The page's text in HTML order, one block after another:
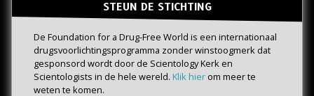
STEUN DE STICHTING
De Foundation for a Drug-Free World is een internationaal
drugs­voorlichtings­programma zonder winstoogmerk dat
gesponsord wordt door de Scientology Kerk en
Scientologists in de hele wereld. Klik hier om meer te
weten te komen.